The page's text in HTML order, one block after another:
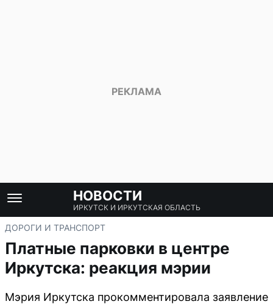
НОВОСТИ
ИРКУТСК И ИРКУТСКАЯ ОБЛАСТЬ
ДОРОГИ И ТРАНСПОРТ
Платные парковки в центре
Иркутска: реакция мэрии
Мэрия Иркутска прокомментировала заявление